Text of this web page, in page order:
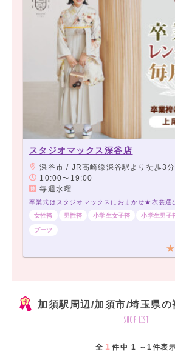
スタジオマックス深谷店
深谷市 / JR高崎線深谷駅より徒歩3分
10:00〜19:00
毎週水曜
女性袴
男性袴 小学生女子袴 小学生男子
ブーツ
加須駅周辺/加須市/埼玉県の
shop list
全 1 件中 1 ～1件表